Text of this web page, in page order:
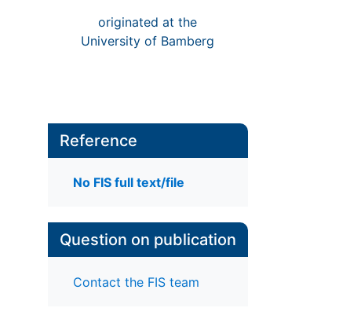
originated at the
University of Bamberg
Reference
No FIS full text/file
Question on publication
Contact the FIS team